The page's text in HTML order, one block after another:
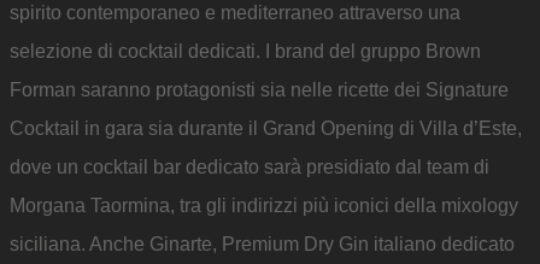
spirito contemporaneo e mediterraneo attraverso una
selezione di cocktail dedicati. I brand del gruppo Brown
Forman saranno protagonisti sia nelle ricette dei Signature
Cocktail in gara sia durante il Grand Opening di Villa d’Este,
dove un cocktail bar dedicato sarà presidiato dal team di
Morgana Taormina, tra gli indirizzi più iconici della mixology
siciliana. Anche Ginarte, Premium Dry Gin italiano dedicato